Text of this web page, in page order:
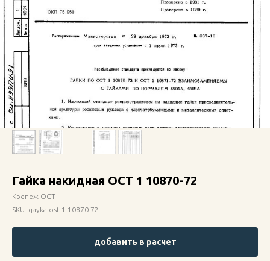
Гайка накидная ОСТ 1 10870-72
Крепеж ОСТ
SKU: gayka-ost-1-10870-72
добавить в расчет